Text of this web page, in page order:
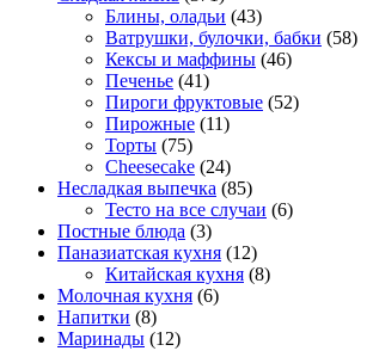
Блины, оладьи (43)
Ватрушки, булочки, бабки (58)
Кексы и маффины (46)
Печенье (41)
Пироги фруктовые (52)
Пирожные (11)
Торты (75)
Cheesecake (24)
Несладкая выпечка (85)
Тесто на все случаи (6)
Постные блюда (3)
Паназиатская кухня (12)
Китайская кухня (8)
Молочная кухня (6)
Напитки (8)
Маринады (12)